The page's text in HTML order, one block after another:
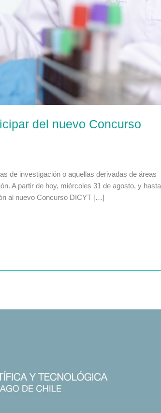
del nuevo Concurso
de investigación o aquellas derivadas de áreas
A partir de hoy, miércoles 31 de agosto, y
al nuevo Concurso DICYT […]